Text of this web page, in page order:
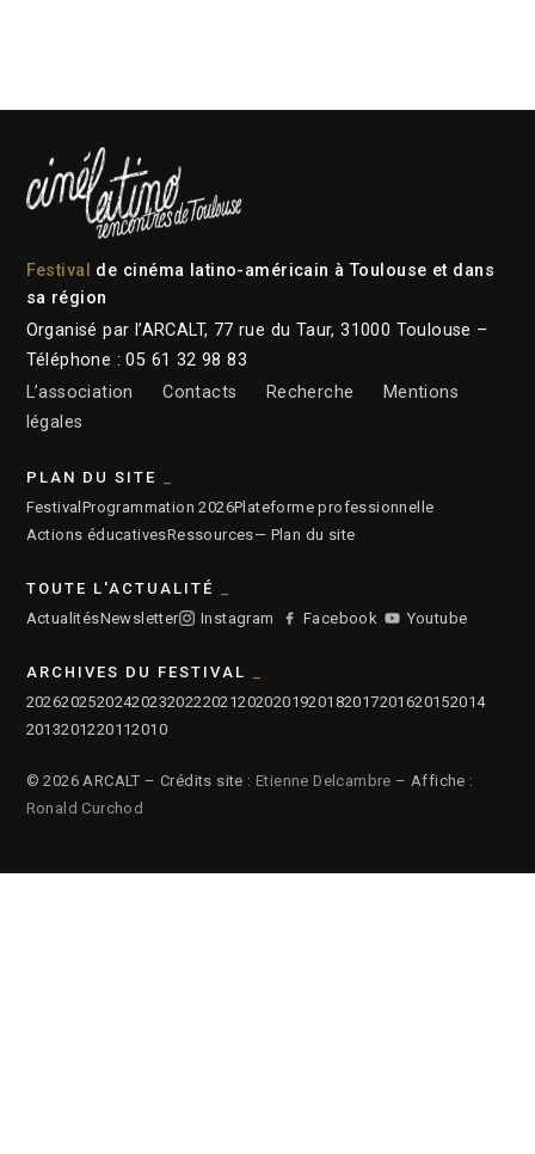
Festival
de cinéma latino-américain à Toulouse et dans
sa région
Organisé par l’ARCALT, 77 rue du Taur, 31000 Toulouse –
Téléphone : 05 61 32 98 83
L’association
Contacts Recherche
Mentions
légales
PLAN DU SITE
Festival Programmation 2026Plateforme professionnelle
Actions éducativesRessources— Plan du site
TOUTE L'ACTUALITÉ
ActualitésNewsletter Instagram Facebook Youtube
ARCHIVES DU FESTIVAL
2026202520242023202220212020201920182017201620152014
2013201220112010
© 2026 ARCALT – Crédits site : Etienne Delcambre – Affiche :
Ronald Curchod